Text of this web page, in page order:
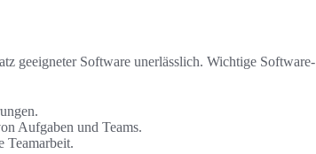
geeigneter Software unerlässlich. Wichtige Software-
Aufgaben und Teams.
Teamarbeit.